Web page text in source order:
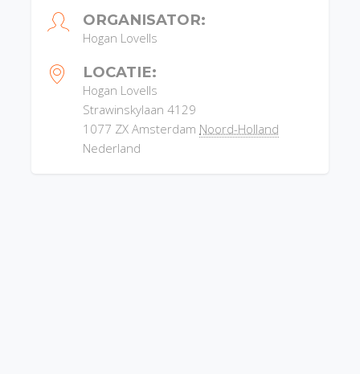
ORGANISATOR:
Hogan Lovells
LOCATIE:
Hogan Lovells
Strawinskylaan 4129
1077 ZX Amsterdam Noord-Holland
Nederland